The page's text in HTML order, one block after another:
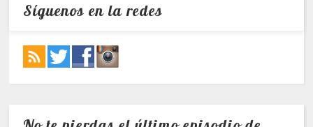
Síguenos en la redes